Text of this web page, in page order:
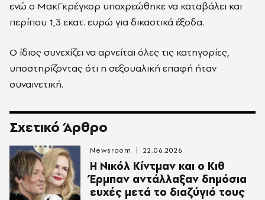
ενώ ο ΜακΓκρέγκορ υποχρεώθηκε να καταβάλει και
περίπου 1,3 εκατ. ευρώ για δικαστικά έξοδα.
Ο ίδιος συνεχίζει να αρνείται όλες τις κατηγορίες,
υποστηρίζοντας ότι η σεξουαλική επαφή ήταν
συναινετική.
Σχετικό Άρθρο
Η Νικόλ Κίντμαν και ο Κιθ
Έρμπαν αντάλλαξαν δημόσια
ευχές μετά το διαζύγιό τους
Newsroom 22.06.2026